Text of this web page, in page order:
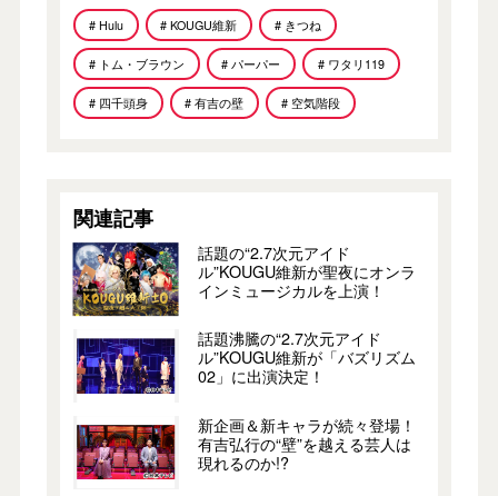
# Hulu # KOUGU維新 # きつね
# トム・ブラウン # パーパー # ワタリ119
# 四千頭身 # 有吉の壁 # 空気階段
関連記事
話題の“2.7次元アイド
ル”KOUGU維新が聖夜にオンラ
インミュージカルを上演！
話題沸騰の“2.7次元アイド
ル”KOUGU維新が「バズリズム
02」に出演決定！
新企画＆新キャラが続々登場！
有吉弘行の“壁”を越える芸人は
現れるのか!?